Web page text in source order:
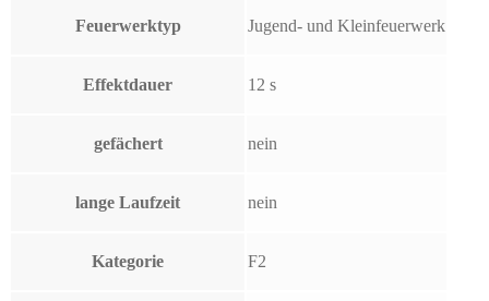
Feuerwerktyp Jugend- und Kleinfeuerwerk
Effektdauer 12 s
gefächert nein
lange Laufzeit nein
Kategorie F2